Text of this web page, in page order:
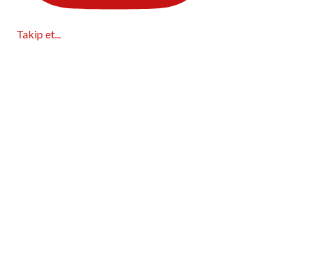
Takip et...